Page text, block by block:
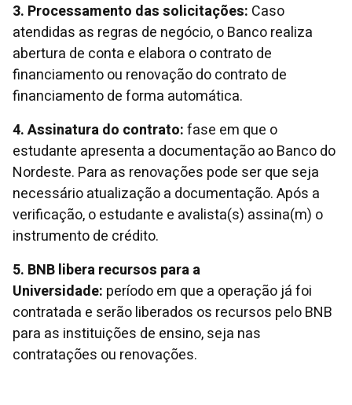
3. Processamento das solicitações: Caso
atendidas as regras de negócio, o Banco realiza
abertura de conta e elabora o contrato de
financiamento ou renovação do contrato de
financiamento de forma automática.
4. Assinatura do contrato:fase em que o
estudante apresenta a documentação ao Banco do
Nordeste. Para as renovações pode ser que seja
necessário atualização a documentação. Após a
verificação, o estudante e avalista(s) assina(m) o
instrumento de crédito.
5. BNB libera recursos para a
Universidade: período em que a operação já foi
contratada e serão liberados os recursos pelo BNB
para as instituições de ensino, seja nas
contratações ou renovações.